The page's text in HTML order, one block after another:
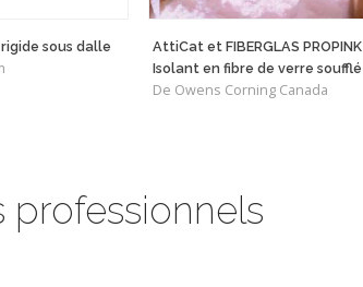
rigide sous dalle
AttiCat et FIBERGLAS PROPINK
Isolant en fibre de verre soufflé
De Owens Corning Canada
professionnels